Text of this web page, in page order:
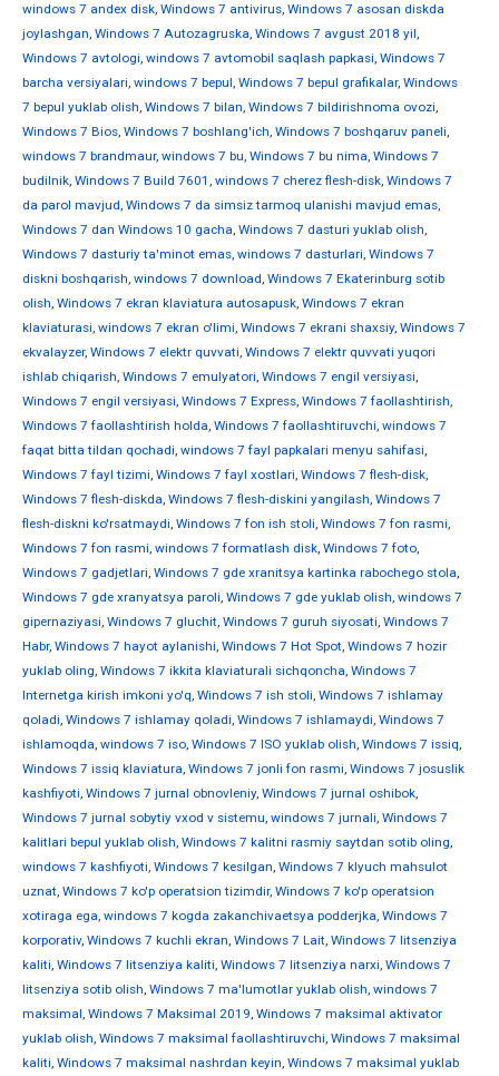
windows 7 andex disk, Windows 7 antivirus, Windows 7 asosan diskda
joylashgan, Windows 7 Autozagruska, Windows 7 avgust 2018 yil,
Windows 7 avtologi, windows 7 avtomobil saqlash papkasi, Windows 7
barcha versiyalari, windows 7 bepul, Windows 7 bepul grafikalar, Windows
7 bepul yuklab olish, Windows 7 bilan, Windows 7 bildirishnoma ovozi,
Windows 7 Bios, Windows 7 boshlang'ich, Windows 7 boshqaruv paneli,
windows 7 brandmaur, windows 7 bu, Windows 7 bu nima, Windows 7
budilnik, Windows 7 Build 7601 , windows 7 cherez flesh-disk, Windows 7
da parol mavjud, Windows 7 da simsiz tarmoq ulanishi mavjud emas,
Windows 7 dan Windows 10 gacha, Windows 7 dasturi yuklab olish,
Windows 7 dasturiy ta'minot emas, windows 7 dasturlari, Windows 7
diskni boshqarish, windows 7 download, Windows 7 Ekaterinburg sotib
olish, Windows 7 ekran klaviatura autosapusk, Windows 7 ekran
klaviaturasi, windows 7 ekran o'limi, Windows 7 ekrani shaxsiy, Windows 7
ekvalayzer, Windows 7 elektr quvvati, Windows 7 elektr quvvati yuqori
ishlab chiqarish, Windows 7 emulyatori, Windows 7 engil versiyasi,
Windows 7 engil versiyasi, Windows 7 Express, Windows 7 faollashtirish,
Windows 7 faollashtirish holda, Windows 7 faollashtiruvchi, windows 7
faqat bitta tildan qochadi, windows 7 fayl papkalari menyu sahifasi,
Windows 7 fayl tizimi, Windows 7 fayl xostlari, Windows 7 flesh-disk,
Windows 7 flesh-diskda, Windows 7 flesh-diskini yangilash, Windows 7
flesh-diskni ko'rsatmaydi, Windows 7 fon ish stoli, Windows 7 fon rasmi,
Windows 7 fon rasmi, windows 7 formatlash disk, Windows 7 foto,
Windows 7 gadjetlari, Windows 7 gde xranitsya kartinka rabochego stola,
Windows 7 gde xranyatsya paroli, Windows 7 gde yuklab olish, windows 7
gipernaziyasi, Windows 7 gluchit, Windows 7 guruh siyosati, Windows 7
Habr, Windows 7 hayot aylanishi, Windows 7 Hot Spot, Windows 7 hozir
yuklab oling, Windows 7 ikkita klaviaturali sichqoncha, Windows 7
Internetga kirish imkoni yo'q, Windows 7 ish stoli, Windows 7 ishlamay
qoladi, Windows 7 ishlamay qoladi, Windows 7 ishlamaydi, Windows 7
ishlamoqda, windows 7 iso, Windows 7 ISO yuklab olish, Windows 7 issiq,
Windows 7 issiq klaviatura, Windows 7 jonli fon rasmi, Windows 7 josuslik
kashfiyoti, Windows 7 jurnal obnovleniy, Windows 7 jurnal oshibok,
Windows 7 jurnal sobytiy vxod v sistemu, windows 7 jurnali, Windows 7
kalitlari bepul yuklab olish, Windows 7 kalitni rasmiy saytdan sotib oling,
windows 7 kashfiyoti, Windows 7 kesilgan, Windows 7 klyuch mahsulot
uznat, Windows 7 ko'p operatsion tizimdir, Windows 7 ko'p operatsion
xotiraga ega, windows 7 kogda zakanchivaetsya podderjka, Windows 7
korporativ, Windows 7 kuchli ekran, Windows 7 Lait, Windows 7 litsenziya
kaliti, Windows 7 litsenziya kaliti, Windows 7 litsenziya narxi, Windows 7
litsenziya sotib olish, Windows 7 ma'lumotlar yuklab olish, windows 7
maksimal, Windows 7 Maksimal 2019, Windows 7 maksimal aktivator
yuklab olish, Windows 7 maksimal faollashtiruvchi, Windows 7 maksimal
kaliti, Windows 7 maksimal nashrdan keyin, Windows 7 maksimal yuklab